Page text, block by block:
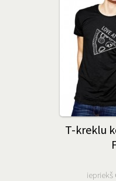
T-kreklu
iepriekš